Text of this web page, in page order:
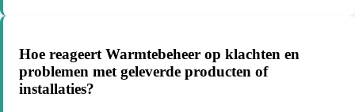
Hoe reageert Warmtebeheer op klachten en
problemen met geleverde producten of
installaties?